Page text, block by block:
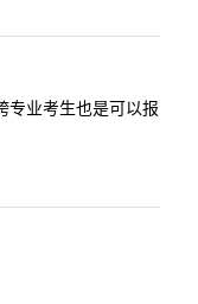
业考生也是可以报